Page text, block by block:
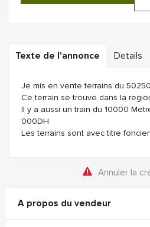
Texte de l'annonce Details
Je mis en vente terrains du
Ce terrain se trouve dans la
Il y a aussi un train du 10000
000DH
Les terrains sont avec titre foncier
Annuler la
A propos du vendeur